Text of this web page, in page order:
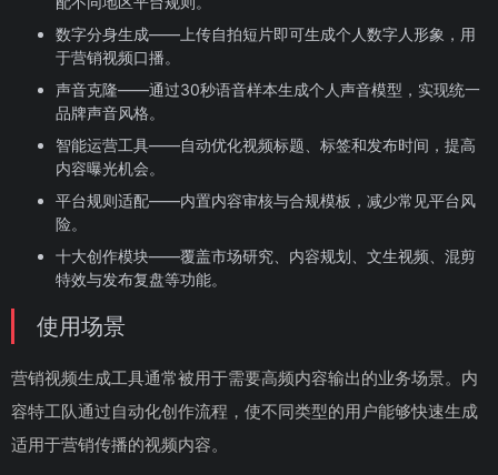
数字分身生成——上传自拍短片即可生成个人数字人形象，用
于营销视频口播。
声音克隆——通过30秒语音样本生成个人声音模型，实现统一
品牌声音风格。
智能运营工具——自动优化视频标题、标签和发布时间，提高
内容曝光机会。
平台规则适配——内置内容审核与合规模板，减少常见平台风
险。
十大创作模块——覆盖市场研究、内容规划、文生视频、混剪
特效与发布复盘等功能。
使用场景
营销视频生成工具通常被用于需要高频内容输出的业务场景。内
容特工队通过自动化创作流程，使不同类型的用户能够快速生成
适用于营销传播的视频内容。